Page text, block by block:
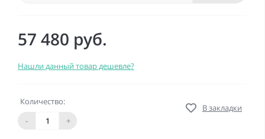
57 480 руб.
Нашли данный товар дешевле?
Количество:
-
+
В закладки